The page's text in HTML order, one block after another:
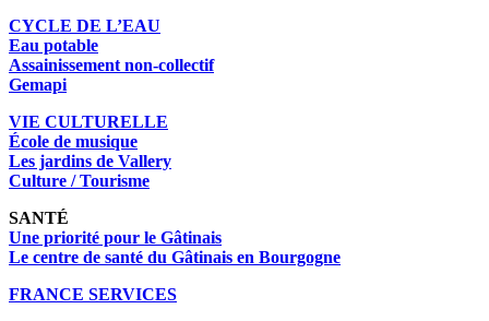
CYCLE DE L’EAU
Eau potable
Assainissement non-collectif
Gemapi
VIE CULTURELLE
École de musique
Les jardins de Vallery
Culture / Tourisme
SANTÉ
Une priorité pour le Gâtinais
Le centre de santé du Gâtinais en Bourgogne
FRANCE SERVICES